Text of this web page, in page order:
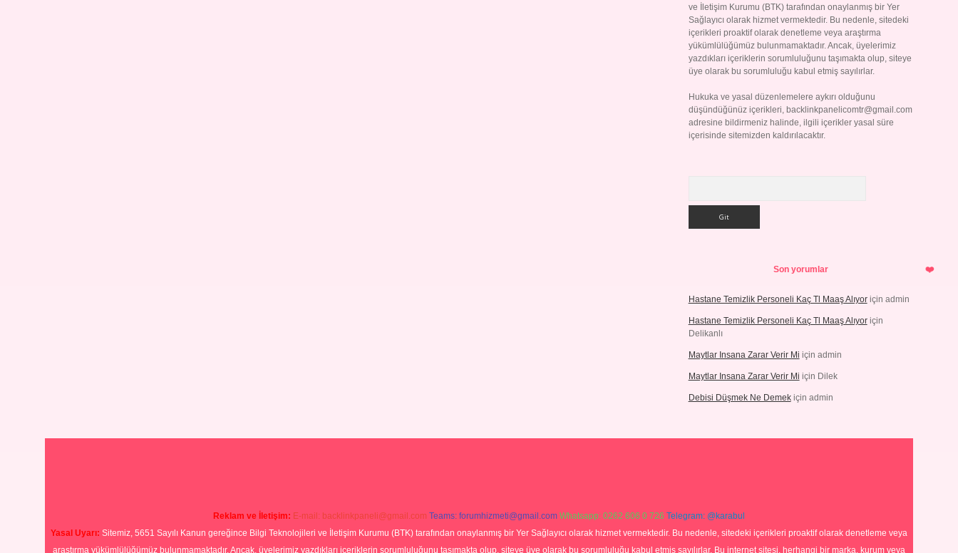
ve İletişim Kurumu (BTK) tarafından onaylanmış bir Yer
Sağlayıcı olarak hizmet vermektedir. Bu nedenle, sitedeki
içerikleri proaktif olarak denetleme veya araştırma
yükümlülüğümüz bulunmamaktadır. Ancak, üyelerimiz
yazdıkları içeriklerin sorumluluğunu taşımakta olup, siteye
üye olarak bu sorumluluğu kabul etmiş sayılırlar.
Hukuka ve yasal düzenlemelere aykırı olduğunu
düşündüğünüz içerikleri, backlinkpanelicomtr@gmail.com
adresine bildirmeniz halinde, ilgili içerikler yasal süre
içerisinde sitemizden kaldırılacaktır.
Son yorumlar
Hastane Temizlik Personeli Kaç Tl Maaş Alıyoriçin admin
Hastane Temizlik Personeli Kaç Tl Maaş Alıyoriçin
Delikanlı
Maytlar Insana Zarar Verir Mi için admin
Maytlar Insana Zarar Verir Mi için Dilek
Debisi Düşmek Ne Demekiçin admin
Reklam ve İletişim: E-mail: backlinkpaneli@gmail.com Teams: forumhizmeti@gmail.com Whatsapp: 0262 606 0 726 Telegram: @karabul
Yasal Uyarı: Sitemiz, 5651 Sayılı Kanun gereğince Bilgi Teknolojileri ve İletişim Kurumu (BTK) tarafından onaylanmış bir Yer Sağlayıcı olarak hizmet vermektedir. Bu nedenle, sitedeki içerikleri proaktif olarak denetleme veya
araştırma yükümlülüğümüz bulunmamaktadır. Ancak, üyelerimiz yazdıkları içeriklerin sorumluluğunu taşımakta olup, siteye üye olarak bu sorumluluğu kabul etmiş sayılırlar. Bu internet sitesi, herhangi bir marka, kurum veya